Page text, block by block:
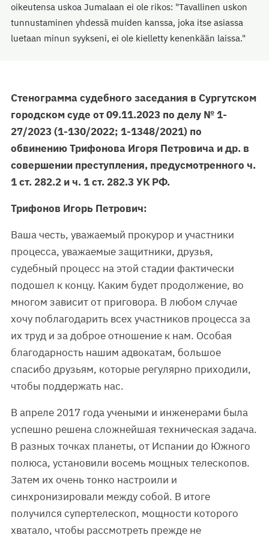
oikeutensa uskoa Jumalaan ei ole rikos: "Tavallinen uskon
tunnustaminen yhdessä muiden kanssa, joka itse asiassa
luetaan minun syykseni, ei ole kielletty kenenkään laissa."
Стенограмма судебного заседания в Сургутском
городском суде от 09.11.2023 по делу № 1-
27/2023 (1-130/2022; 1-1348/2021) по
обвинению Трифонова Игоря Петровича и др. в
совершении преступления, предусмотренного ч.
1 ст. 282.2 и ч. 1 ст. 282.3 УК РФ.
Трифонов Игорь Петрович:
Ваша честь, уважаемый прокурор и участники
процесса, уважаемые защитники, друзья,
судебный процесс на этой стадии фактически
подошел к концу. Каким будет продолжение, во
многом зависит от приговора. В любом случае
хочу поблагодарить всех участников процесса за
их труд и за доброе отношение к нам. Особая
благодарность нашим адвокатам, большое
спасибо друзьям, которые регулярно приходили,
чтобы поддержать нас.
В апреле 2017 года учеными и инженерами была
успешно решена сложнейшая техническая задача.
В разных точках планеты, от Испании до Южного
полюса, установили восемь мощных телескопов.
Затем их очень тонко настроили и
синхронизировали между собой. В итоге
получился супертелескоп, мощности которого
хватало, чтобы рассмотреть прежде не